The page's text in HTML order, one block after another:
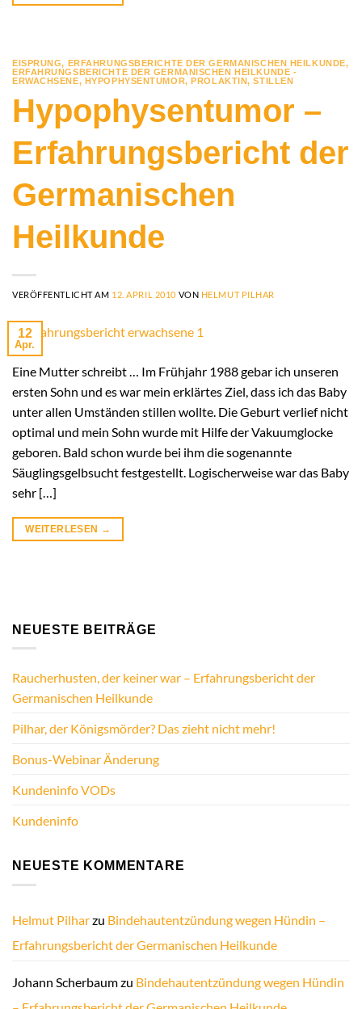
EISPRUNG, ERFAHRUNGSBERICHTE DER GERMANISCHEN HEILKUNDE,
ERFAHRUNGSBERICHTE DER GERMANISCHEN HEILKUNDE -
ERWACHSENE, HYPOPHYSENTUMOR,PROLAKTIN,STILLEN
Hypophysentumor –
Erfahrungsbericht der
Germanischen
Heilkunde
VERÖFFENTLICHT AM 12. APRIL 2010 VON HELMUT PILHAR
12
Apr.
Eine Mutter schreibt … Im Frühjahr 1988 gebar ich unseren
ersten Sohn und es war mein erklärtes Ziel, dass ich das Baby
unter allen Umständen stillen wollte. Die Geburt verlief nicht
optimal und mein Sohn wurde mit Hilfe der Vakuumglocke
geboren. Bald schon wurde bei ihm die sogenannte
Säuglingsgelbsucht festgestellt. Logischerweise war das Baby
sehr […]
WEITERLESEN →
NEUESTE BEITRÄGE
Raucherhusten, der keiner war – Erfahrungsbericht der
Germanischen Heilkunde
Pilhar, der Königsmörder? Das zieht nicht mehr!
Bonus-Webinar Änderung
Kundeninfo VODs
Kundeninfo
NEUESTE KOMMENTARE
Helmut Pilharzu Bindehautentzündung wegen Hündin –
Erfahrungsbericht der Germanischen Heilkunde
Johann Scherbaumzu Bindehautentzündung wegen Hündin